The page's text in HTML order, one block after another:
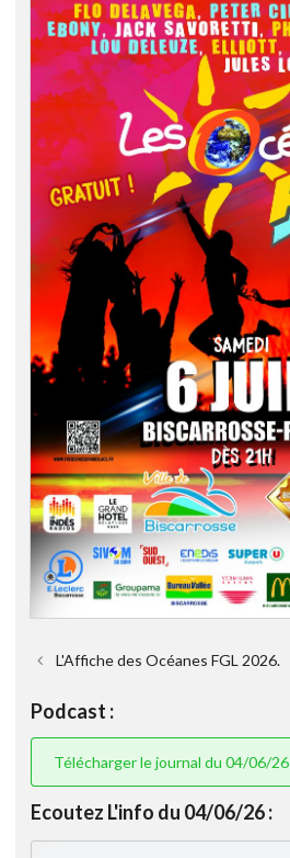
L'Affiche des Océanes FGL 2026.
Podcast :
Télécharger le journal du 04/06/26
Ecoutez L'info du 04/06/26 :